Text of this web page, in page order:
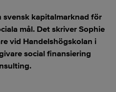
svensk kapitalmarknad för
mål. Det skriver Sophie
vid Handelshögskolan i
social finansiering